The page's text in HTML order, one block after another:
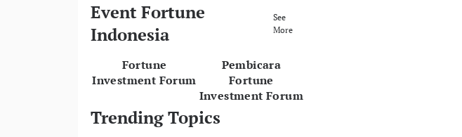
Event Fortune
Indonesia
See
More
Fortune
Investment Forum
Pembicara
Fortune
Investment Forum
Trending Topics